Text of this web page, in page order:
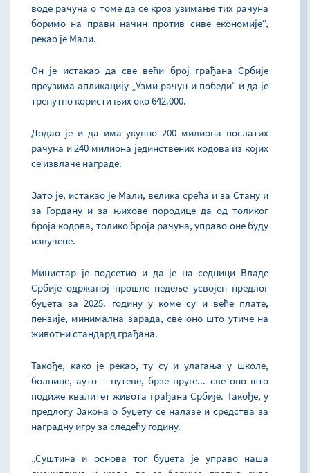
воде рачуна о томе да се кроз узимање тих рачуна
боримо на прави начин против сиве економије“,
рекао је Мали.
Он је истакао да све већи број грађана Србије
преузима апликацију „Узми рачун и победи“ и да је
тренутно користи њих око 642.000.
Додао је и да има укупно 200 милиона послатих
рачуна и 240 милиона јединствених кодова из којих
се извлаче награде.
Зато је, истакао је Мали, велика срећа и за Стану и
за Гордану и за њихове породице да од толиког
броја кодова, толико броја рачуна, управо оне буду
извучене.
Министар је подсетио и да је на седници Владе
Србије одржаној прошле недеље усвојен предлог
буџета за 2025. годину у коме су и веће плате,
пензије, минимална зарада, све оно што утиче на
животни стандард грађана.
Такође, како је рекао, ту су и улагања у школе,
болнице, ауто – путеве, брзе пруге... све оно што
подиже квалитет живота грађана Србије. Такође, у
предлогу Закона о буџету се налазе и средства за
наградну игру за следећу годину.
„Суштина и основа тог буџета је управо наша